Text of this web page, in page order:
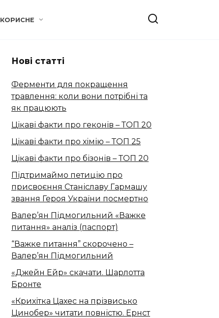
КОРИСНЕ
Нові статті
Ферменти для покращення
травлення: коли вони потрібні та
як працюють
Цікаві факти про геконів – ТОП 20
Цікаві факти про хімію – ТОП 25
Цікаві факти про бізонів – ТОП 20
Підтримаймо петицію про
присвоєння Станіславу Гармашу
звання Героя України посмертно
Валер’ян Підмогильний «Важке
питання» аналіз (паспорт)
“Важке питання” скорочено –
Валер’ян Підмогильний
«Джейн Ейр» скачати. Шарлотта
Бронте
«Крихітка Цахес на прізвисько
Цинобер» читати повністю. Ернст